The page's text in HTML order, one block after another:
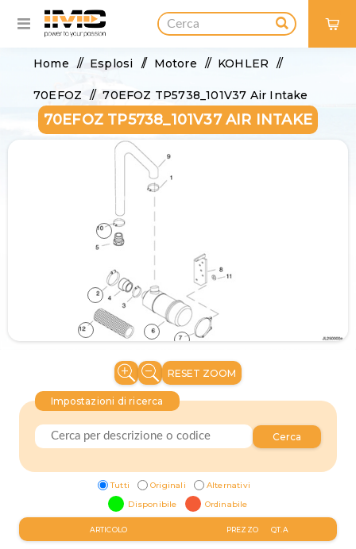
Home / Esplosi / Motore / KOHLER /
70EFOZ / 70EFOZ TP5738_101V37 Air Intake
70EFOZ TP5738_101V37 AIR INTAKE
RESET ZOOM
Cerca
Impostazioni di ricerca
Tutti Originali
Alternativi
Disponibile
Ordinabile
ARTICOLO PREZZO QT.A